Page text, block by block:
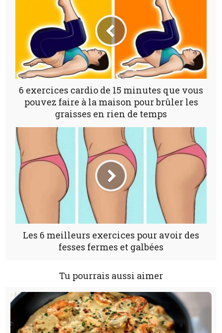
6 exercices cardio de 15 minutes que vous
pouvez faire à la maison pour brûler les
graisses en rien de temps
Les 6 meilleurs exercices pour avoir des
fesses fermes et galbées
Tu pourrais aussi aimer